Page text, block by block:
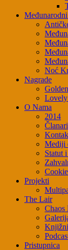
Noć
Nagrade
O Nama
2014
Mediji
Statut
Projekti
The Lair
Chaos
Pristupnica